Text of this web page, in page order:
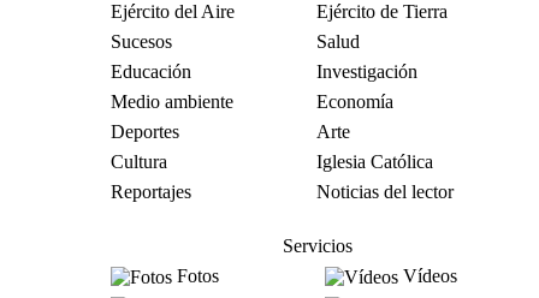
Ejército del Aire
Ejército de Tierra
Sucesos
Salud
Educación
Investigación
Medio ambiente
Economía
Deportes
Arte
Cultura
Iglesia Católica
Reportajes
Noticias del lector
Servicios
Fotos
Vídeos